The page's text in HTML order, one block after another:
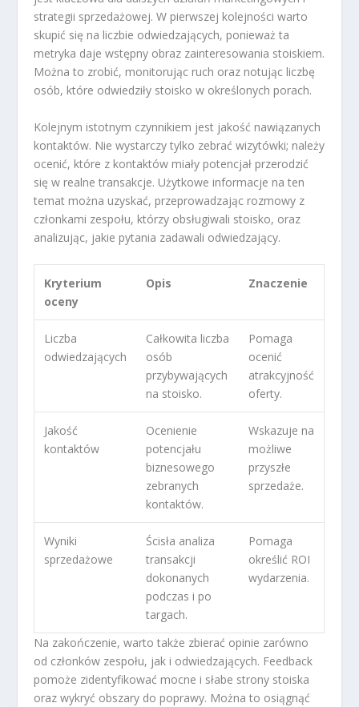
strategii sprzedażowej. W pierwszej kolejności warto
skupić się na liczbie odwiedzających, ponieważ ta
metryka daje wstępny obraz zainteresowania stoiskiem.
Można to zrobić, monitorując ruch oraz notując liczbę
osób, które odwiedziły stoisko w określonych porach.
Kolejnym istotnym czynnikiem jest jakość nawiązanych
kontaktów. Nie wystarczy tylko zebrać wizytówki; należy
ocenić, które z kontaktów miały potencjał przerodzić
się w realne transakcje. Użytkowe informacje na ten
temat można uzyskać, przeprowadzając rozmowy z
członkami zespołu, którzy obsługiwali stoisko, oraz
analizując, jakie pytania zadawali odwiedzający.
Kryterium
oceny
Opis Znaczenie
Liczba
odwiedzających
Całkowita liczba
osób
przybywających
na stoisko.
Pomaga
ocenić
atrakcyjność
oferty.
Jakość
kontaktów
Ocenienie
potencjału
biznesowego
zebranych
kontaktów.
Wskazuje na
możliwe
przyszłe
sprzedaże.
Wyniki
sprzedażowe
Ścisła analiza
transakcji
dokonanych
podczas i po
targach.
Pomaga
określić ROI
wydarzenia.
Na zakończenie, warto także zbierać opinie zarówno
od członków zespołu, jak i odwiedzających. Feedback
pomoże zidentyfikować mocne i słabe strony stoiska
oraz wykryć obszary do poprawy. Można to osiągnąć